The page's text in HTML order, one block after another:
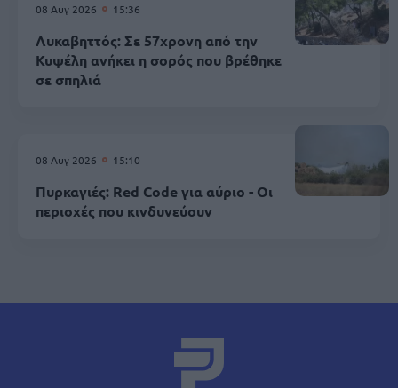
08 Αυγ 2026 15:36
Λυκαβηττός: Σε 57χρονη από την
Κυψέλη ανήκει η σορός που βρέθηκε
σε σπηλιά
08 Αυγ 2026 15:10
Πυρκαγιές: Red Code για αύριο - Οι
περιοχές που κινδυνεύουν